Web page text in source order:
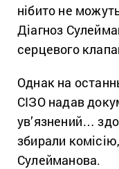
нібито не
Діагноз
серцевого
Однак на
СІЗО надав
ув’язнений…
збирали
Сулейманова.